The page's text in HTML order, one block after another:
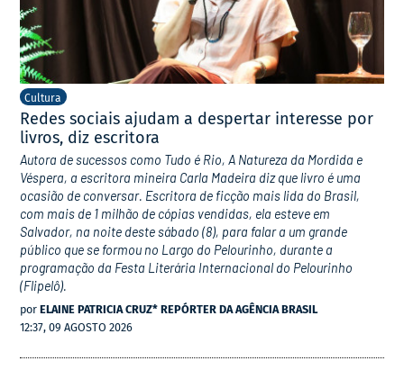
Cultura
Redes sociais ajudam a despertar interesse por
livros, diz escritora
Autora de sucessos como Tudo é Rio, A Natureza da Mordida e
Véspera, a escritora mineira Carla Madeira diz que livro é uma
ocasião de conversar. Escritora de ficção mais lida do Brasil,
com mais de 1 milhão de cópias vendidas, ela esteve em
Salvador, na noite deste sábado (8), para falar a um grande
público que se formou no Largo do Pelourinho, durante a
programação da Festa Literária Internacional do Pelourinho
(Flipelô).
por ELAINE PATRICIA CRUZ* REPÓRTER DA AGÊNCIA BRASIL
12:37, 09 AGOSTO 2026